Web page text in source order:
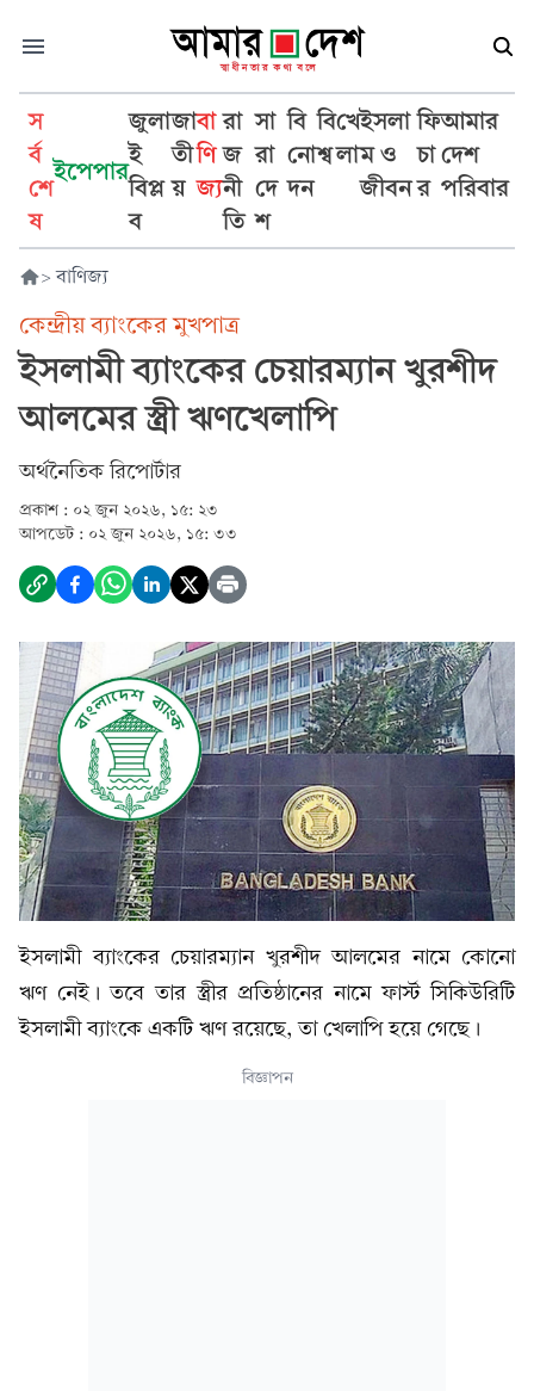
স
র্ব
শে
ষ
ইপেপার
জুলা
ই
বিপ্ল
ব
জা
তী
য়
বা
ণি
জ্য
রা
জ
নী
তি
সা
রা
দে
শ
বি
নো
দন
বি
শ্ব
খে
লা
ইসলা
ম ও
জীবন
ফি
চা
র
আমার
দেশ
পরিবার
> বাণিজ্য
কেন্দ্রীয় ব্যাংকের মুখপাত্র
ইসলামী ব্যাংকের চেয়ারম্যান খুরশীদ
আলমের স্ত্রী ঋণখেলাপি
অর্থনৈতিক রিপোর্টার
প্রকাশ : ০২ জুন ২০২৬, ১৫: ২৩
আপডেট : ০২ জুন ২০২৬, ১৫: ৩৩
ইসলামী ব্যাংকের চেয়ারম্যান খুরশীদ আলমের নামে কোনো
ঋণ নেই। তবে তার স্ত্রীর প্রতিষ্ঠানের নামে ফার্স্ট সিকিউরিটি
ইসলামী ব্যাংকে একটি ঋণ রয়েছে, তা খেলাপি হয়ে গেছে।
বিজ্ঞাপন